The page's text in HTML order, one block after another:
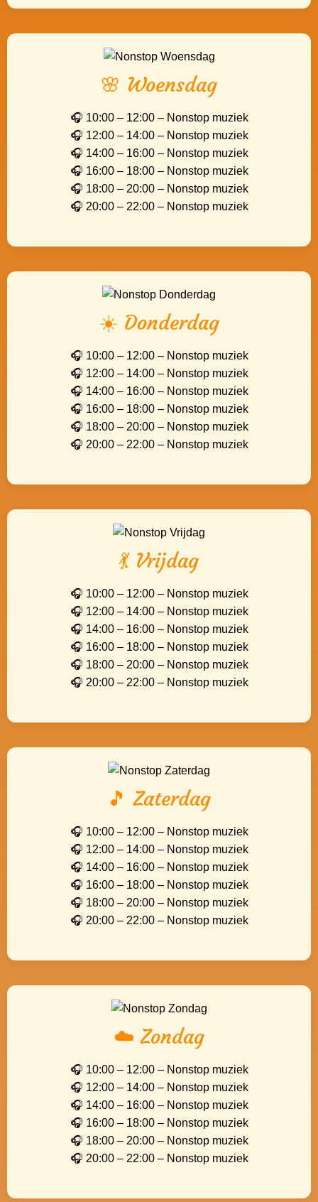
🌸 Woensdag
🎧 10:00 – 12:00 – Nonstop muziek
🎧 12:00 – 14:00 – Nonstop muziek
🎧 14:00 – 16:00 – Nonstop muziek
🎧 16:00 – 18:00 – Nonstop muziek
🎧 18:00 – 20:00 – Nonstop muziek
🎧 20:00 – 22:00 – Nonstop muziek
☀️ Donderdag
🎧 10:00 – 12:00 – Nonstop muziek
🎧 12:00 – 14:00 – Nonstop muziek
🎧 14:00 – 16:00 – Nonstop muziek
🎧 16:00 – 18:00 – Nonstop muziek
🎧 18:00 – 20:00 – Nonstop muziek
🎧 20:00 – 22:00 – Nonstop muziek
💃 Vrijdag
🎧 10:00 – 12:00 – Nonstop muziek
🎧 12:00 – 14:00 – Nonstop muziek
🎧 14:00 – 16:00 – Nonstop muziek
🎧 16:00 – 18:00 – Nonstop muziek
🎧 18:00 – 20:00 – Nonstop muziek
🎧 20:00 – 22:00 – Nonstop muziek
🎵 Zaterdag
🎧 10:00 – 12:00 – Nonstop muziek
🎧 12:00 – 14:00 – Nonstop muziek
🎧 14:00 – 16:00 – Nonstop muziek
🎧 16:00 – 18:00 – Nonstop muziek
🎧 18:00 – 20:00 – Nonstop muziek
🎧 20:00 – 22:00 – Nonstop muziek
☁️ Zondag
🎧 10:00 – 12:00 – Nonstop muziek
🎧 12:00 – 14:00 – Nonstop muziek
🎧 14:00 – 16:00 – Nonstop muziek
🎧 16:00 – 18:00 – Nonstop muziek
🎧 18:00 – 20:00 – Nonstop muziek
🎧 20:00 – 22:00 – Nonstop muziek